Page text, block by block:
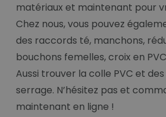
matériaux et maintenant pour
Chez nous, vous pouvez
des raccords té, manchons,
bouchons femelles, croix en
Aussi trouver la colle PVC et
serrage. N’hésitez pas et
maintenant en ligne !